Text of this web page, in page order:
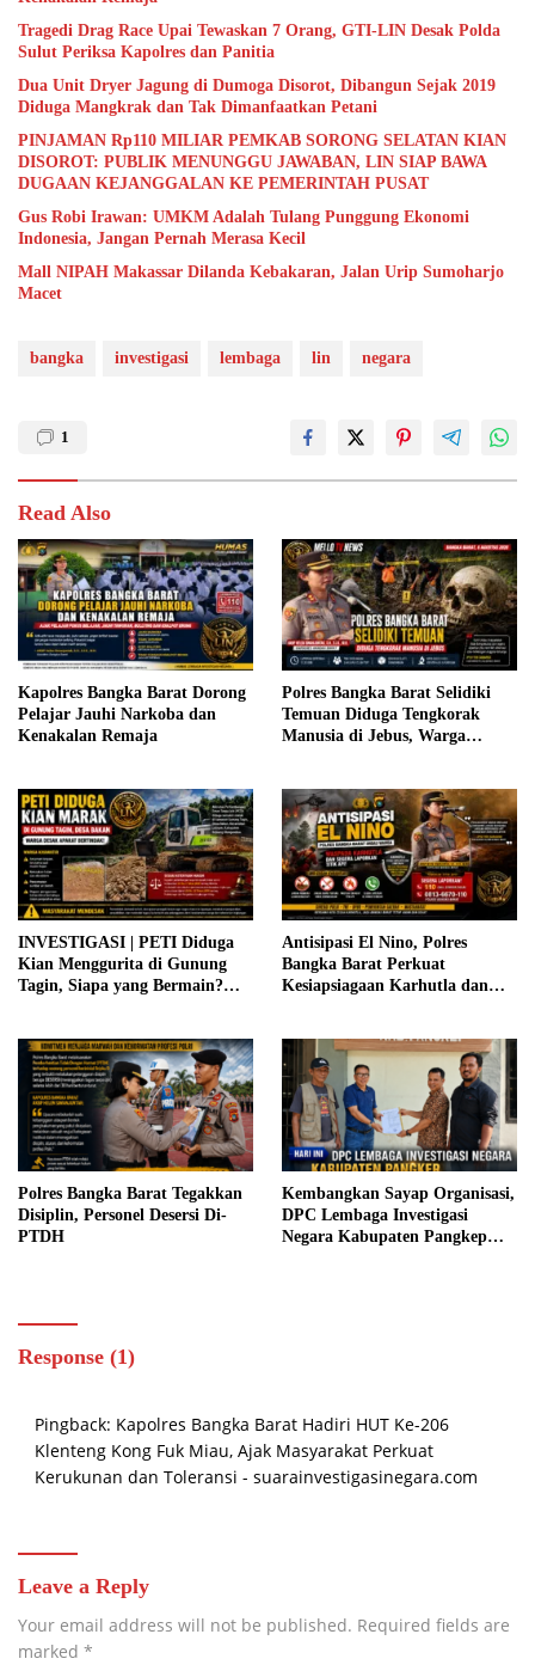
Tragedi Drag Race Upai Tewaskan 7 Orang, GTI-LIN Desak Polda
Sulut Periksa Kapolres dan Panitia
Dua Unit Dryer Jagung di Dumoga Disorot, Dibangun Sejak 2019
Diduga Mangkrak dan Tak Dimanfaatkan Petani
PINJAMAN Rp110 MILIAR PEMKAB SORONG SELATAN KIAN
DISOROT: PUBLIK MENUNGGU JAWABAN, LIN SIAP BAWA
DUGAAN KEJANGGALAN KE PEMERINTAH PUSAT
Gus Robi Irawan: UMKM Adalah Tulang Punggung Ekonomi
Indonesia, Jangan Pernah Merasa Kecil
Mall NIPAH Makassar Dilanda Kebakaran, Jalan Urip Sumoharjo
Macet
bangka investigasi lembaga lin negara
1
Read Also
Kapolres Bangka Barat Dorong
Pelajar Jauhi Narkoba dan
Kenakalan Remaja
Polres Bangka Barat Selidiki
Temuan Diduga Tengkorak
Manusia di Jebus, Warga
INVESTIGASI | PETI Diduga
Kian Menggurita di Gunung
Tagin, Siapa yang Bermain?
Antisipasi El Nino, Polres
Bangka Barat Perkuat
Kesiapsiagaan Karhutla dan
Polres Bangka Barat Tegakkan
Disiplin, Personel Desersi Di-
PTDH
Kembangkan Sayap Organisasi,
DPC Lembaga Investigasi
Negara Kabupaten Pangkep
Response (1)
Pingback: Kapolres Bangka Barat Hadiri HUT Ke-206
Klenteng Kong Fuk Miau, Ajak Masyarakat Perkuat
Kerukunan dan Toleransi - suarainvestigasinegara.com
Leave a Reply
Your email address will not be published. Required fields are
marked *